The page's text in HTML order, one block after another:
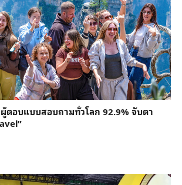
ผู้ตอบแบบสอบถามทั่วโลก 92.9% จับตา